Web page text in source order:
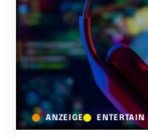
ANZEIGE ENTERTAIN